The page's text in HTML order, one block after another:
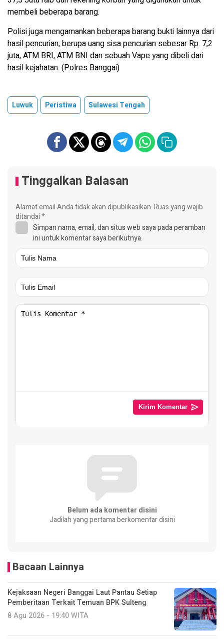
membeli beberapa barang.
Polisi juga mengamankan beberapa barang bukti lainnya dari
hasil pencurian, berupa uang sisa pencurian sebesar Rp. 7,2
juta, ATM BRI, ATM BNI dan sebuah Vape yang dibeli dari
hasil kejahatan. (Polres Banggai)
Luwuk Peristiwa Sulawesi Tengah
Tinggalkan Balasan
Alamat email Anda tidak akan dipublikasikan.Ruas yang wajib
ditandai*
Simpan nama, email, dan situs web saya pada peramban
ini untuk komentar saya berikutnya.
Belum ada komentar disini
Jadilah yang pertama berkomentar disini
Bacaan Lainnya
Kejaksaan Negeri Banggai Laut Pantau Setiap
Pemberitaan Terkait Temuan BPK Sulteng
8 Agu 2026 - 19:40 WITA